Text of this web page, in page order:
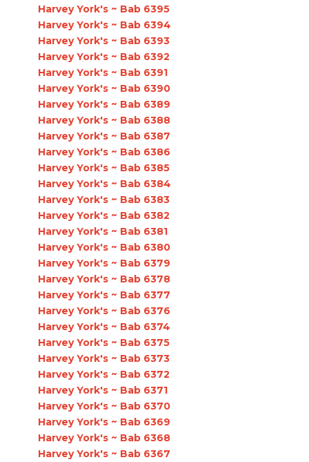
Harvey York's ~ Bab 6395
Harvey York's ~ Bab 6394
Harvey York's ~ Bab 6393
Harvey York's ~ Bab 6392
Harvey York's ~ Bab 6391
Harvey York's ~ Bab 6390
Harvey York's ~ Bab 6389
Harvey York's ~ Bab 6388
Harvey York's ~ Bab 6387
Harvey York's ~ Bab 6386
Harvey York's ~ Bab 6385
Harvey York's ~ Bab 6384
Harvey York's ~ Bab 6383
Harvey York's ~ Bab 6382
Harvey York's ~ Bab 6381
Harvey York's ~ Bab 6380
Harvey York's ~ Bab 6379
Harvey York's ~ Bab 6378
Harvey York's ~ Bab 6377
Harvey York's ~ Bab 6376
Harvey York's ~ Bab 6374
Harvey York's ~ Bab 6375
Harvey York's ~ Bab 6373
Harvey York's ~ Bab 6372
Harvey York's ~ Bab 6371
Harvey York's ~ Bab 6370
Harvey York's ~ Bab 6369
Harvey York's ~ Bab 6368
Harvey York's ~ Bab 6367